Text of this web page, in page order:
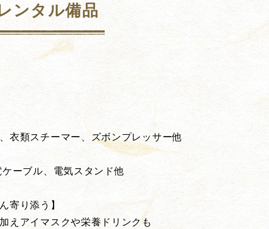
ンタル備品
衣類スチーマー、ズボンプレッサー他
ーブル、電気スタンド他
寄り添う】
えアイマスクや栄養ドリンクも